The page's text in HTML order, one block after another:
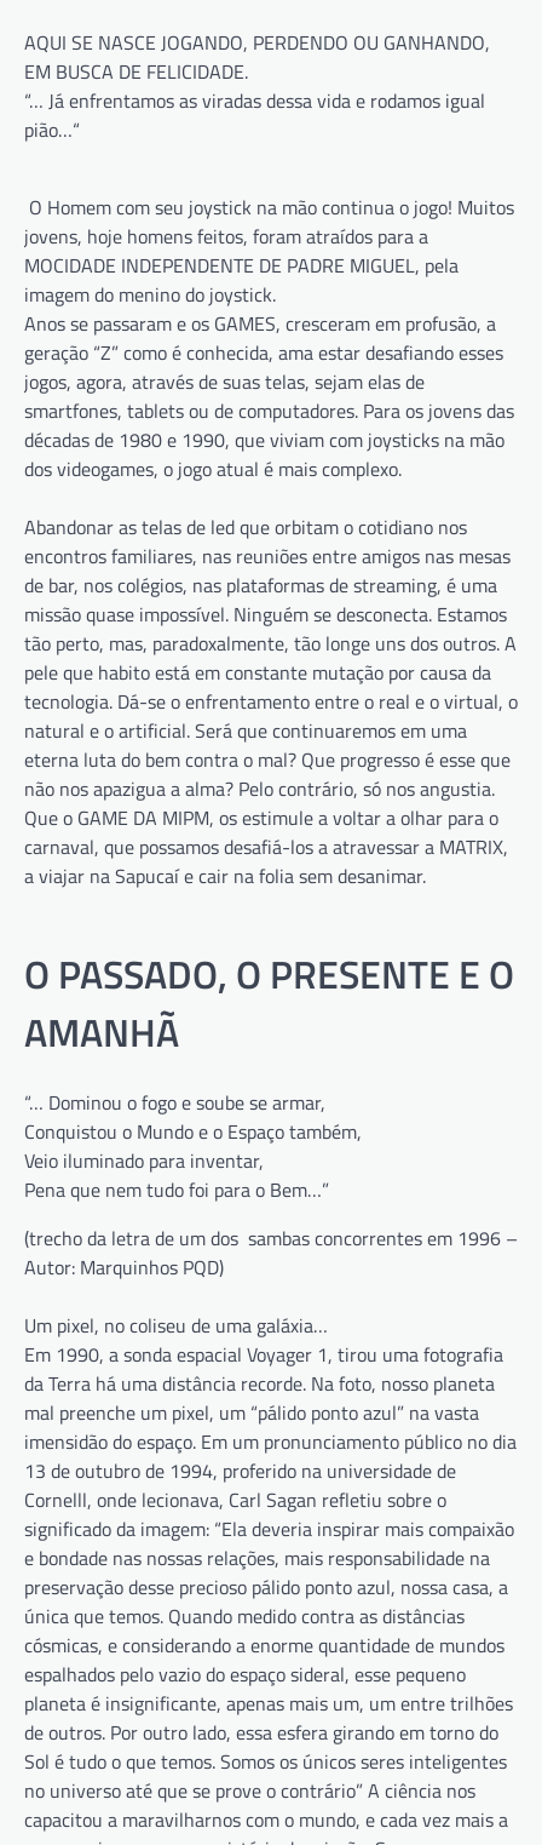
AQUI SE NASCE JOGANDO, PERDENDO OU GANHANDO,
EM BUSCA DE FELICIDADE.
“… Já enfrentamos as viradas dessa vida e rodamos igual
pião…“
O Homem com seu joystick na mão continua o jogo! Muitos
jovens, hoje homens feitos, foram atraídos para a
MOCIDADE INDEPENDENTE DE PADRE MIGUEL, pela
imagem do menino do joystick.
Anos se passaram e os GAMES, cresceram em profusão, a
geração “Z” como é conhecida, ama estar desafiando esses
jogos, agora, através de suas telas, sejam elas de
smartfones, tablets ou de computadores. Para os jovens das
décadas de 1980 e 1990, que viviam com joysticks na mão
dos videogames, o jogo atual é mais complexo.
Abandonar as telas de led que orbitam o cotidiano nos
encontros familiares, nas reuniões entre amigos nas mesas
de bar, nos colégios, nas plataformas de streaming, é uma
missão quase impossível. Ninguém se desconecta. Estamos
tão perto, mas, paradoxalmente, tão longe uns dos outros. A
pele que habito está em constante mutação por causa da
tecnologia. Dá-se o enfrentamento entre o real e o virtual, o
natural e o artificial. Será que continuaremos em uma
eterna luta do bem contra o mal? Que progresso é esse que
não nos apazigua a alma? Pelo contrário, só nos angustia.
Que o GAME DA MIPM, os estimule a voltar a olhar para o
carnaval, que possamos desafiá-los a atravessar a MATRIX,
a viajar na Sapucaí e cair na folia sem desanimar.
O PASSADO, O PRESENTE E O
AMANHÃ
“… Dominou o fogo e soube se armar,
Conquistou o Mundo e o Espaço também,
Veio iluminado para inventar,
Pena que nem tudo foi para o Bem…”
(trecho da letra de um dos sambas concorrentes em 1996 –
Autor: Marquinhos PQD)
Um pixel, no coliseu de uma galáxia…
Em 1990, a sonda espacial Voyager 1, tirou uma fotografia
da Terra há uma distância recorde. Na foto, nosso planeta
mal preenche um pixel, um “pálido ponto azul” na vasta
imensidão do espaço. Em um pronunciamento público no dia
13 de outubro de 1994, proferido na universidade de
Cornelll, onde lecionava, Carl Sagan refletiu sobre o
significado da imagem: “Ela deveria inspirar mais compaixão
e bondade nas nossas relações, mais responsabilidade na
preservação desse precioso pálido ponto azul, nossa casa, a
única que temos. Quando medido contra as distâncias
cósmicas, e considerando a enorme quantidade de mundos
espalhados pelo vazio do espaço sideral, esse pequeno
planeta é insignificante, apenas mais um, um entre trilhões
de outros. Por outro lado, essa esfera girando em torno do
Sol é tudo o que temos. Somos os únicos seres inteligentes
no universo até que se prove o contrário” A ciência nos
capacitou a maravilharnos com o mundo, e cada vez mais a